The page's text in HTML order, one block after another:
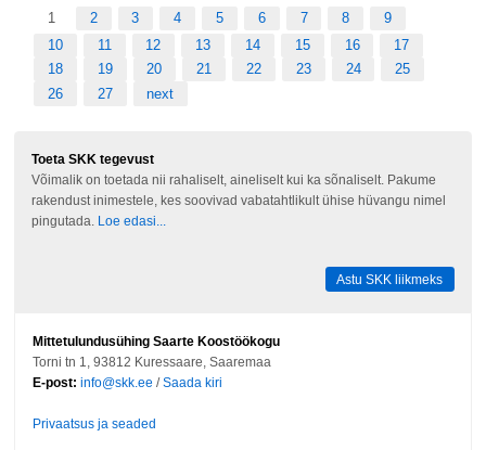
1 2 3 4 5 6 7 8
9
10
11 12 13 14 15 16
17
18
19 20 21 22 23 24
25
26
27 next
Toeta SKK tegevust
Võimalik on toetada nii rahaliselt, aineliselt kui ka sõnaliselt. Pakume
rakendust inimestele, kes soovivad vabatahtlikult ühise hüvangu nimel
pingutada.
Loe edasi...
Astu SKK liikmeks
Mittetulundusühing Saarte Koostöökogu
Torni tn 1, 93812 Kuressaare, Saaremaa
E-post: info@skk.ee /Saada kiri
Privaatsus ja seaded